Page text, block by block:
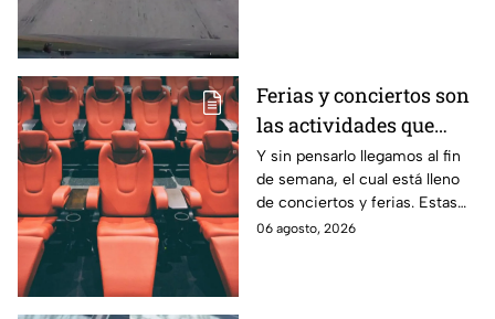
Ferias y conciertos son
las actividades que
habrá en Puebla del 7 al
9 de agosto
Y sin pensarlo llegamos al fin
de semana, el cual está lleno
de conciertos y ferias. Estas
son las actividades que habrá
06 agosto, 2026